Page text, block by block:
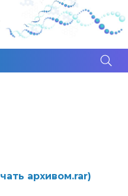
архивом.rar)